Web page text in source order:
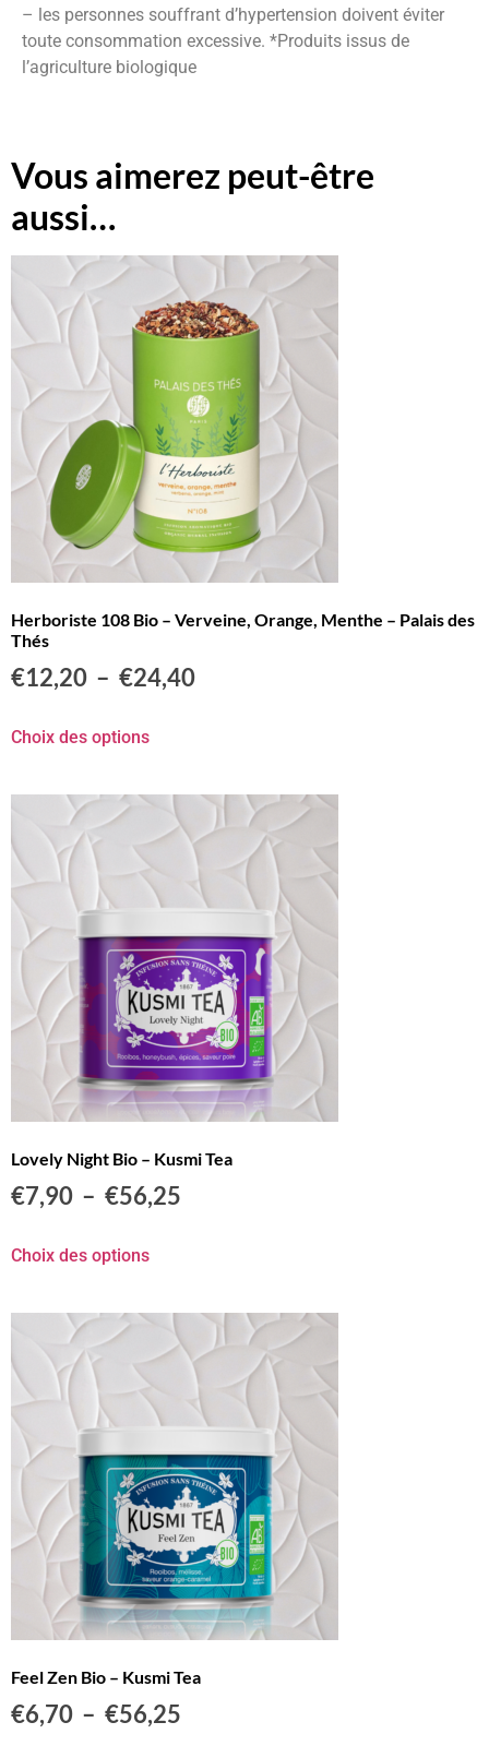
– les personnes souffrant d’hypertension doivent éviter
toute consommation excessive. *Produits issus de
l’agriculture biologique
Vous aimerez peut-être
aussi…
Herboriste 108 Bio – Verveine, Orange, Menthe – Palais des
Thés
€12,20 – €24,40
Choix des options
Lovely Night Bio – Kusmi Tea
€7,90 – €56,25
Choix des options
Feel Zen Bio – Kusmi Tea
€6,70 – €56,25